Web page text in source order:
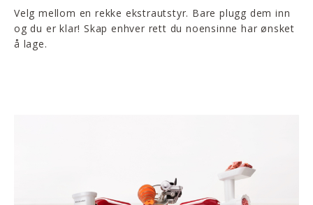
Velg mellom en rekke ekstrautstyr. Bare plugg dem inn
og du er klar! Skap enhver rett du noensinne har ønsket
å lage.